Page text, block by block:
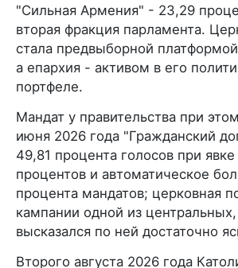
"Сильная Армения" - 23,29
вторая фракция парламента.
стала предвыборной
а епархия - активом в его
портфеле.
Мандат у правительства при
июня 2026 года "Гражданский
49,81 процента голосов при
процентов и автоматическое
процента мандатов; церковная
кампании одной из
высказался по ней достаточно
Второго августа 2026 года